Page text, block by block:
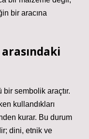
bir aracına
bir sembolik araçtır.
kullandıkları
kurar. Bu durum
dini, etnik ve